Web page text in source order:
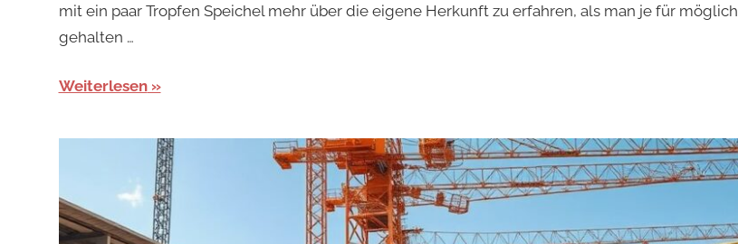
mit ein paar Tropfen Speichel mehr über die eigene Herkunft zu erfahren, als man je für möglich
gehalten …
Weiterlesen